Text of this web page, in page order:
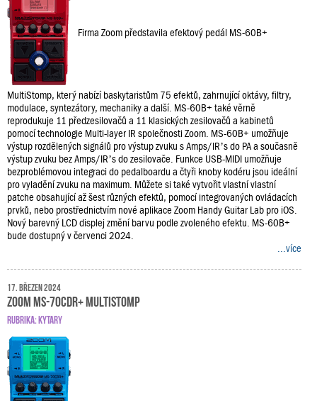
Firma Zoom představila efektový pedál MS-60B+
MultiStomp, který nabízí baskytaristům 75 efektů, zahrnující oktávy, filtry,
modulace, syntezátory, mechaniky a další. MS-60B+ také věrně
reprodukuje 11 předzesilovačů a 11 klasických zesilovačů a kabinetů
pomocí technologie Multi-layer IR společnosti Zoom. MS-60B+ umožňuje
výstup rozdělených signálů pro výstup zvuku s Amps/IR’s do PA a současně
výstup zvuku bez Amps/IR’s do zesilovače. Funkce USB-MIDI umožňuje
bezproblémovou integraci do pedalboardu a čtyři knoby kodéru jsou ideální
pro vyladění zvuku na maximum. Můžete si také vytvořit vlastní vlastní
patche obsahující až šest různých efektů, pomocí integrovaných ovládacích
prvků, nebo prostřednictvím nové aplikace Zoom Handy Guitar Lab pro iOS.
Nový barevný LCD displej změní barvu podle zvoleného efektu. MS-60B+
bude dostupný v červenci 2024.
...více
17. březen 2024
Zoom MS-70CDR+ MultiStomp
RUBRIKA:KYTARY